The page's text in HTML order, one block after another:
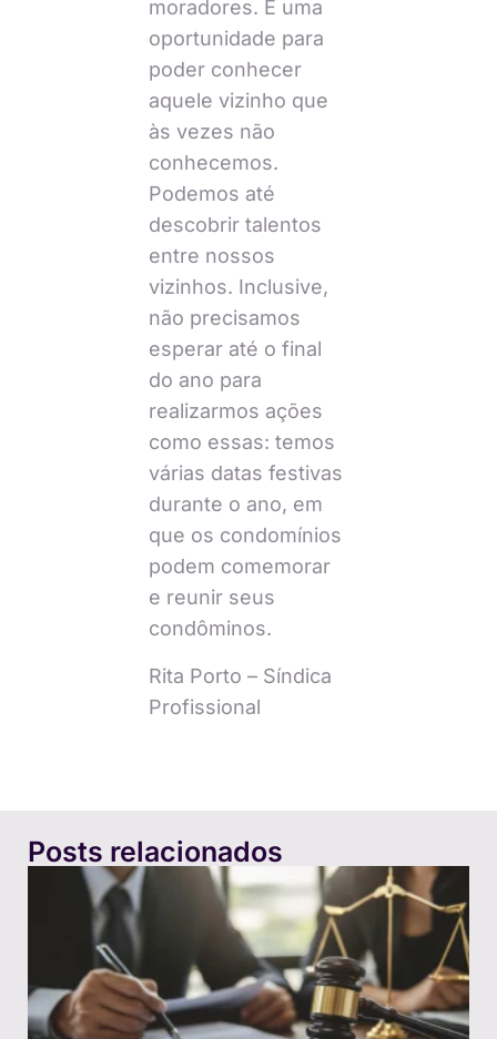
moradores. É uma
oportunidade para
poder conhecer
aquele vizinho que
às vezes não
conhecemos.
Podemos até
descobrir talentos
entre nossos
vizinhos. Inclusive,
não precisamos
esperar até o final
do ano para
realizarmos ações
como essas: temos
várias datas festivas
durante o ano, em
que os condomínios
podem comemorar
e reunir seus
condôminos.
Rita Porto – Síndica
Profissional
Posts relacionados